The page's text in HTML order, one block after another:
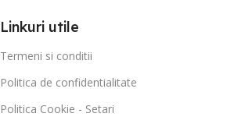
Linkuri utile
Termeni si conditii
Politica de confidentialitate
Politica Cookie - Setari